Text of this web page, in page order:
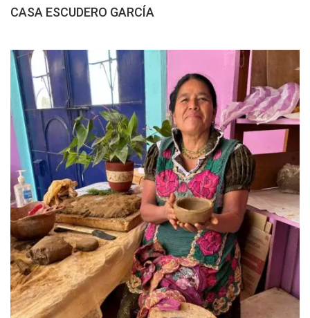
CASA ESCUDERO GARCÍA